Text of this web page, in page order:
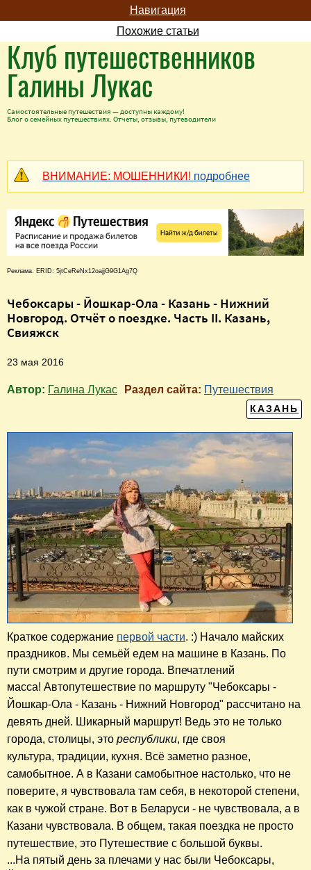
Навигация
Похожие статьи
Клуб путешественников
Галины Лукас
Самостоятельные путешествия — доступны каждому!
Блог о семейных путешествиях. Отчеты, отзывы, путеводители
ВНИМАНИЕ: МОШЕННИКИ! подробнее
Реклама. ERID: 5jtCeReNx12oajjG9G1Ag7Q
Чебоксары - Йошкар-Ола - Казань - Нижний
Новгород. Отчёт о поездке. Часть II. Казань,
Свияжск
23 мая 2016
Автор: Галина Лукас Раздел сайта: Путешествия
КАЗАНЬ
Краткое содержание первой части. :) Начало майских
праздников. Мы семьёй едем на машине в Казань. По
пути смотрим и другие города. Впечатлений
масса! Автопутешествие по маршруту "Чебоксары -
Йошкар-Ола - Казань - Нижний Новгород" рассчитано на
девять дней. Шикарный маршрут! Ведь это не только
города, столицы, это республики, где своя
культура, традиции, кухня. Всё заметно разное,
самобытное. А в Казани самобытное настолько, что не
поверите, я чувствовала там себя, в некоторой степени,
как в чужой стране. Вот в Беларуси - не чувствовала, а в
Казани чувствовала. В общем, такая поездка не просто
путешествие, это Путешествие с большой буквы.
...На пятый день за плечами у нас были Чебоксары,